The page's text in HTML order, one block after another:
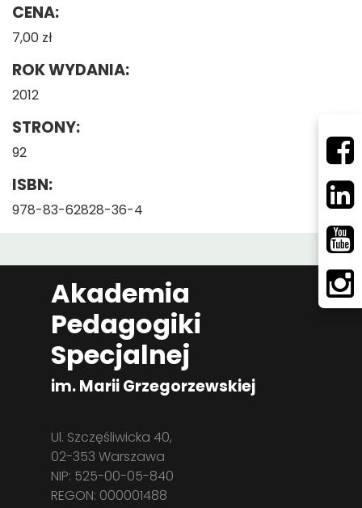
CENA:
7,00 zł
ROK WYDANIA:
2012
STRONY:
92
ISBN:
978-83-62828-36-4
Akademia
Pedagogiki
Specjalnej
im. Marii Grzegorzewskiej
Ul. Szczęśliwicka 40,
02-353 Warszawa
NIP: 525-00-05-840
REGON: 000001488